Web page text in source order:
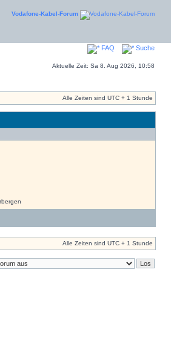
Vodafone-Kabel-Forum
FAQ Suche
Aktuelle Zeit: Sa 8. Aug 2026, 10:58
Alle Zeiten sind UTC + 1 Stunde
Alle Zeiten sind UTC + 1 Stunde